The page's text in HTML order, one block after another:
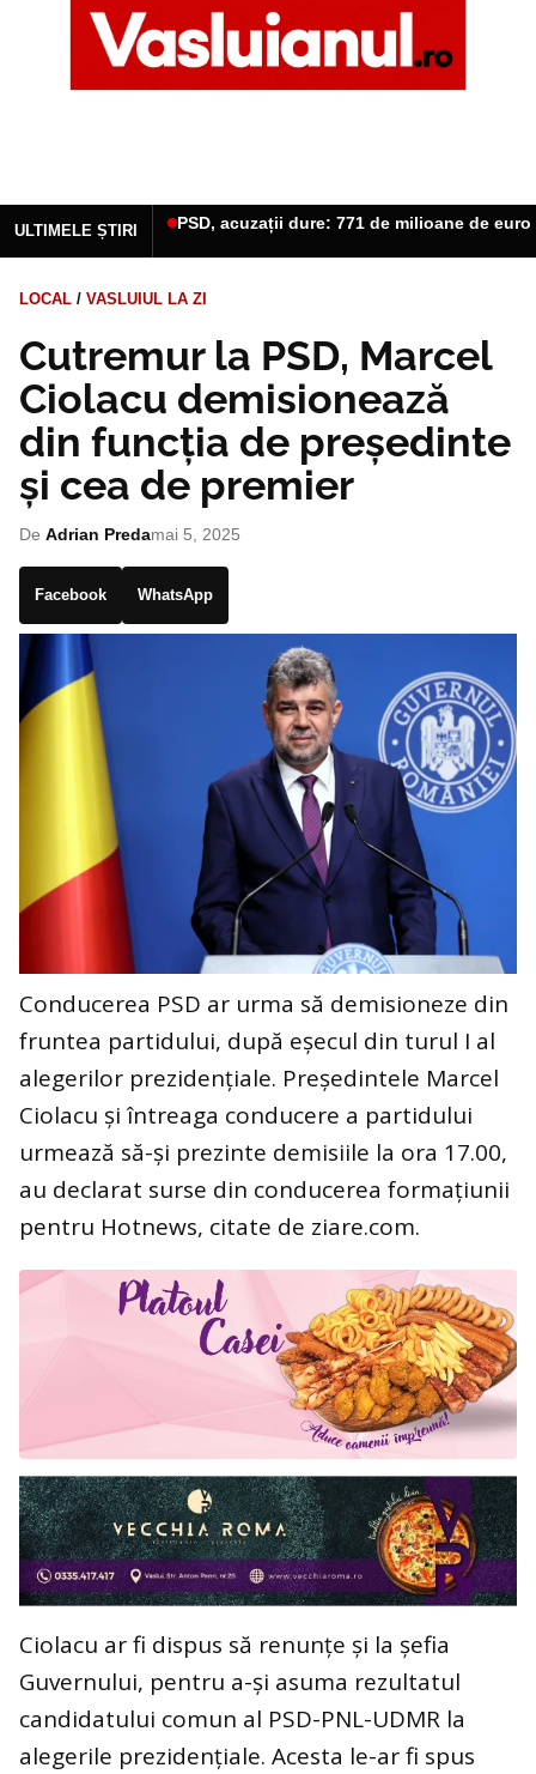
ULTIMELE ȘTIRI PSD, acuzații dure: 771 de milioane de
LOCAL / VASLUIUL LA ZI
Cutremur la PSD, Marcel
Ciolacu demisionează
din funcția de președinte
și cea de premier
De Adrian Predamai 5, 2025
Facebook WhatsApp
Conducerea PSD ar urma să demisioneze din
fruntea partidului, după eșecul din turul I al
alegerilor prezidențiale. Președintele Marcel
Ciolacu și întreaga conducere a partidului
urmează să-și prezinte demisiile la ora 17.00,
au declarat surse din conducerea formațiunii
pentru Hotnews, citate de ziare.com.
Ciolacu ar fi dispus să renunțe și la șefia
Guvernului, pentru a-și asuma rezultatul
candidatului comun al PSD-PNL-UDMR la
alegerile prezidențiale. Acesta le-ar fi spus